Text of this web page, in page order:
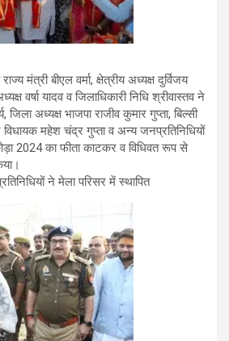
मंत्री बीएल वर्मा, क्षेत्रीय अध्यक्ष दुर्विजय
वर्षा यादव व जिलाधिकारी निधि श्रीवास्तव ने
जिला अध्यक्ष भाजपा राजीव कुमार गुप्ता, बिल्सी
महेश चंद्र गुप्ता व अन्य जनप्रतिनिधियों
2024 का फीता काटकर व विधिवत रूप से
ने मेला परिसर में स्थापित